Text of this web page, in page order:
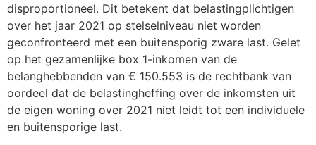
disproportioneel. Dit betekent dat belastingplichtigen
over het jaar 2021 op stelselniveau niet worden
geconfronteerd met een buitensporig zware last. Gelet
op het gezamenlijke box 1-inkomen van de
belanghebbenden van € 150.553 is de rechtbank van
oordeel dat de belastingheffing over de inkomsten uit
de eigen woning over 2021 niet leidt tot een individuele
en buitensporige last.